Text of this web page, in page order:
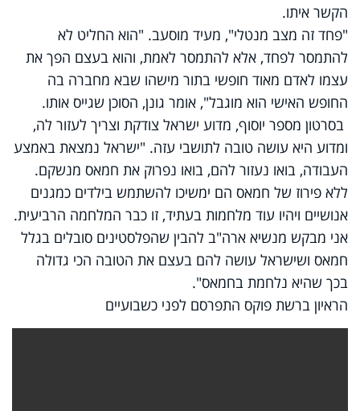
הקשר איתו.
"פחד זה מצב מנטלי", מעיד מוסעב. "הוא החליט לא
להתמסר לפחד, אלא להתמסר לאמת, והוא בעצם הפך את
עצמו לאדם מאוד חופשי בתור מישהו שבא מחברה בה
החופש האישי הוא מוגבל", אומר גונן, הסוכן שגייס אותו.
בסרטון מספר יוסוף, מדוע ישראל צודקת וצריך לעזור לה,
ומדוע היא עושה טובה לתושבי עזה. "ישראל נמצאת באמצע
העבודה, בואו נעזור להם, בואו נפרוק את חמאס מנשקם.
ללא פירוז של חמאס הם ימשיכו להשתמש בילדים כמגנים
אנושיים ויהיו עוד מלחמות בעתיד, זו כבר המלחמה הרביעית.
אני מבקש מנשיא ארה"ב להבין שהפלסטינים סובלים בגלל
חמאס ושישראל עושה להם בעצם את הטובה הכי גדולה
בכך שהיא נלחמת בחמאס".
הראיון ברשת פוקס התפרסם לפני כשבועיים